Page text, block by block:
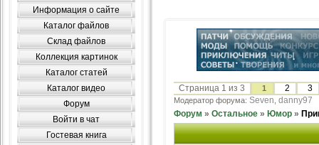
Информация о сайте
Каталог файлов
Склад файлов
Коллекция картинок
Каталог статей
Каталог видео
Форум
Войти в чат
Гостевая книга
Страница 1 из 3 1 2 3
Модератор форума: Seven danny97
Форум » Остальное » Юмор »